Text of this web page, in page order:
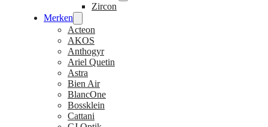
Zircon
Merken
Acteon
AKOS
Anthogyr
Ariel Quetin
Astra
Bien Air
BlancOne
Bossklein
Cattani